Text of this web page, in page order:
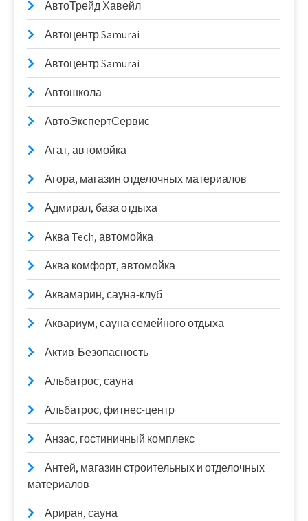
АвтоТрейд Хавейл
Автоцентр Samurai
Автоцентр Samurai
Автошкола
АвтоЭкспертСервис
Агат, автомойка
Агора, магазин отделочных материалов
Адмирал, база отдыха
Аква Tech, автомойка
Аква комфорт, автомойка
Аквамарин, сауна-клуб
Аквариум, сауна семейного отдыха
Актив-Безопасность
Альбатрос, сауна
Альбатрос, фитнес-центр
Анзас, гостиничный комплекс
Антей, магазин строительных и отделочных
материалов
Ариран, сауна